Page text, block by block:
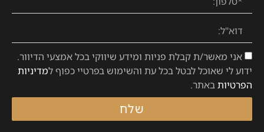
אני מאשר/ת קבלת פניות ומידע שיווקי בכל אמצעי הדיוור.
ידוע לי שאוכל לבטל בכל עת והשימוש בפרטיי כפוף למדיניות
הפרטיותבאתר.
שלח